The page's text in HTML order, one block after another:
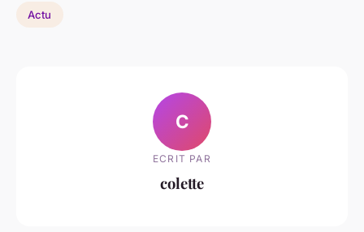
Actu
C
ECRIT PAR
colette